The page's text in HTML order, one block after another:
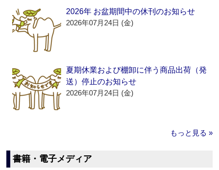
2026年 お盆期間中の休刊のお知らせ
2026年07月24日 (金)
夏期休業および棚卸に伴う商品出荷（発
送）停止のお知らせ
2026年07月24日 (金)
もっと見る »
書籍・電子メディア